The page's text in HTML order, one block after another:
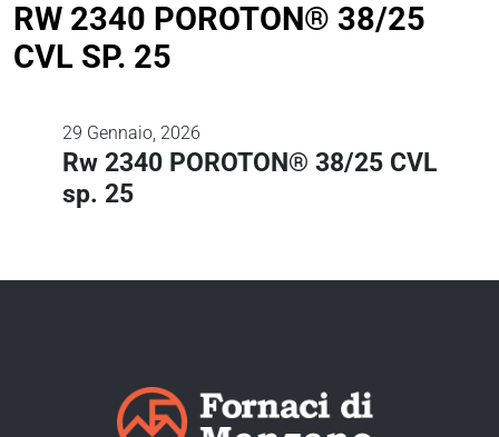
RW 2340 POROTON® 38/25
CVL SP. 25
29 Gennaio, 2026
Rw 2340 POROTON® 38/25 CVL
sp. 25